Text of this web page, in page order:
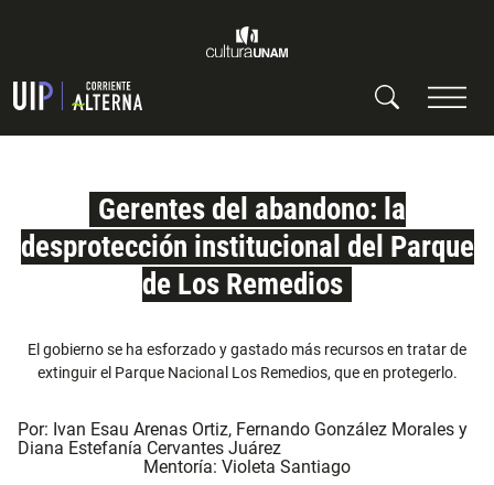
Gerentes del abandono: la
desprotección institucional del Parque
de Los Remedios
El gobierno se ha esforzado y gastado más recursos en tratar de
extinguir el Parque Nacional Los Remedios, que en protegerlo.
Por: Ivan Esau Arenas Ortiz, Fernando González Morales y
Diana Estefanía Cervantes Juárez
Mentoría: Violeta Santiago